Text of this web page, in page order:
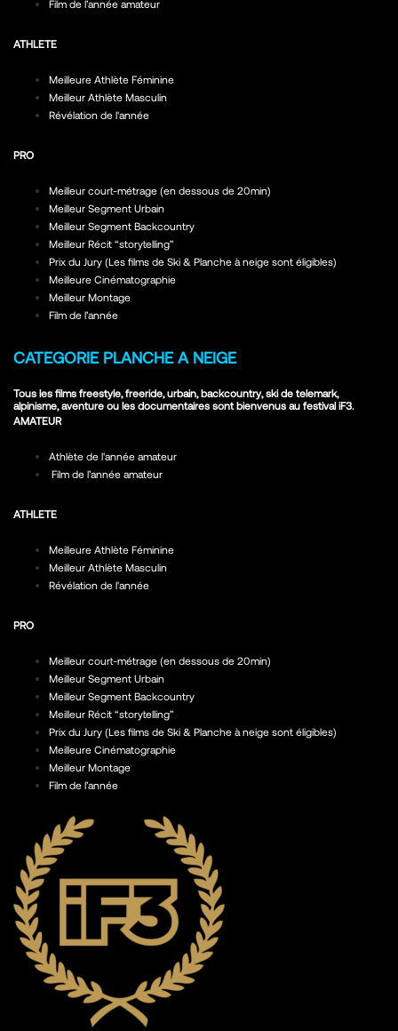
Film de l’année amateur
ATHLETE
Meilleure Athlète Féminine
Meilleur Athlète Masculin
Révélation de l'année
PRO
Meilleur court-métrage (en dessous de 20min)
Meilleur Segment Urbain
Meilleur Segment Backcountry
Meilleur Récit “storytelling”
Prix du Jury (Les films de Ski & Planche à neige sont éligibles)
Meilleure Cinématographie
Meilleur Montage
Film de l’année
CATEGORIE PLANCHE A NEIGE
Tous les films freestyle, freeride, urbain, backcountry, ski de telemark,
alpinisme, aventure ou les documentaires sont bienvenus au festival iF3.
AMATEUR
Athlète de l'année amateur
Film de l’année amateur
ATHLETE
Meilleure Athlète Féminine
Meilleur Athlète Masculin
Révélation de l'année
PRO
Meilleur court-métrage (en dessous de 20min)
Meilleur Segment Urbain
Meilleur Segment Backcountry
Meilleur Récit “storytelling”
Prix du Jury (Les films de Ski & Planche à neige sont éligibles)
Meilleure Cinématographie
Meilleur Montage
Film de l’année